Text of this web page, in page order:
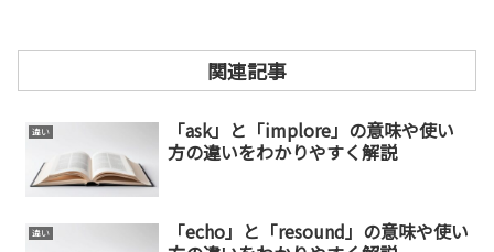
関連記事
違い
「ask」と「implore」の意味や使い
方の違いをわかりやすく解説
違い
「echo」と「resound」の意味や使い